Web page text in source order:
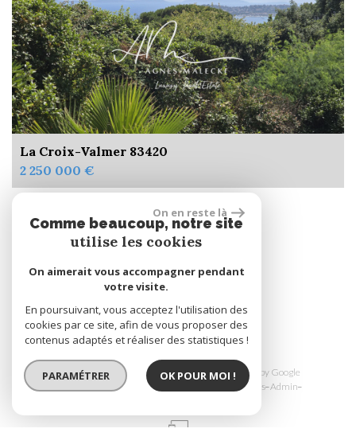
La Croix-Valmer 83420
2 250 000 €
Se connecter
Espace propriétaire
réalisé par
© 2026 | Tous droits réservés | Traduction powered by Google
Mentions légales Liens Admin
On en reste là
Comme beaucoup, notre site
utilise les cookies
On aimerait vous accompagner pendant
votre visite.
En poursuivant, vous acceptez l'utilisation des
cookies par ce site, afin de vous proposer des
contenus adaptés et réaliser des statistiques !
PARAMÉTRER OK POUR MOI !